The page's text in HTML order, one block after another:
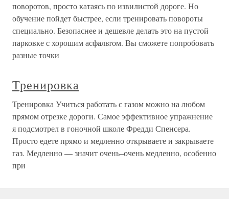
поворотов, просто катаясь по извилистой дороге. Но
обучение пойдет быстрее, если тренировать повороты
специально. Безопаснее и дешевле делать это на пустой
парковке с хорошим асфальтом. Вы сможете попробовать
разные точки
Тренировка
Тренировка Учиться работать с газом можно на любом
прямом отрезке дороги. Самое эффективное упражнение
я подсмотрел в гоночной школе Фредди Спенсера.
Просто едете прямо и медленно открываете и закрываете
газ. Медленно — значит очень–очень медленно, особенно
при